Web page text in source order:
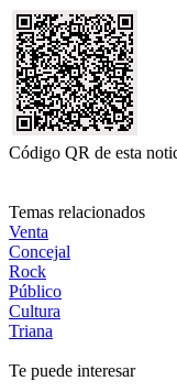
Código QR de esta
Temas relacionados
Venta
Concejal
Rock
Público
Cultura
Triana
Te puede interesar